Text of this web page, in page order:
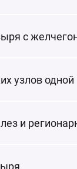
с
узлов одной
и